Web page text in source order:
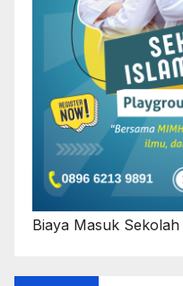
Biaya Masuk